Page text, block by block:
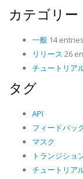
カテゴリー
一般 14 entries
リリース 26
チュートリア
タグ
API
フィードバッ
マスク
トランジショ
チュートリア